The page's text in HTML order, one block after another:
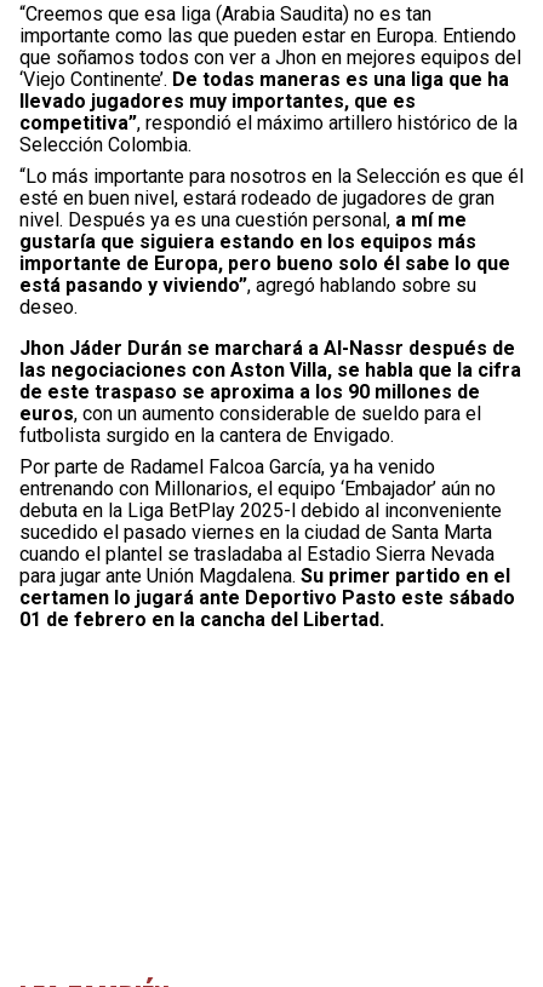
“Creemos que esa liga (Arabia Saudita) no es tan
importante como las que pueden estar en Europa. Entiendo
que soñamos todos con ver a Jhon en mejores equipos del
‘Viejo Continente’. De todas maneras es una liga que ha
llevado jugadores muy importantes, que es
competitiva”, respondió el máximo artillero histórico de la
Selección Colombia.
“Lo más importante para nosotros en la Selección es que él
esté en buen nivel, estará rodeado de jugadores de gran
nivel. Después ya es una cuestión personal, a mí me
gustaría que siguiera estando en los equipos más
importante de Europa, pero bueno solo él sabe lo que
está pasando y viviendo”, agregó hablando sobre su
deseo.
Jhon Jáder Durán se marchará a Al-Nassr después de
las negociaciones con Aston Villa, se habla que la cifra
de este traspaso se aproxima a los 90 millones de
euros, con un aumento considerable de sueldo para el
futbolista surgido en la cantera de Envigado.
Por parte de Radamel Falcoa García, ya ha venido
entrenando con Millonarios, el equipo ‘Embajador’ aún no
debuta en la Liga BetPlay 2025-l debido al inconveniente
sucedido el pasado viernes en la ciudad de Santa Marta
cuando el plantel se trasladaba al Estadio Sierra Nevada
para jugar ante Unión Magdalena. Su primer partido en el
certamen lo jugará ante Deportivo Pasto este sábado
01 de febrero en la cancha del Libertad.